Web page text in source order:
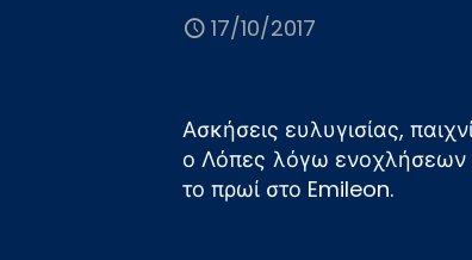
17/10/2017
Ασκήσεις ευλυγισίας,
ο Λόπες λόγω ενοχλήσεων
το πρωί στο Emileon.